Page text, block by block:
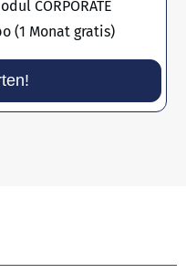
CORPORATE
(1 Monat gratis)